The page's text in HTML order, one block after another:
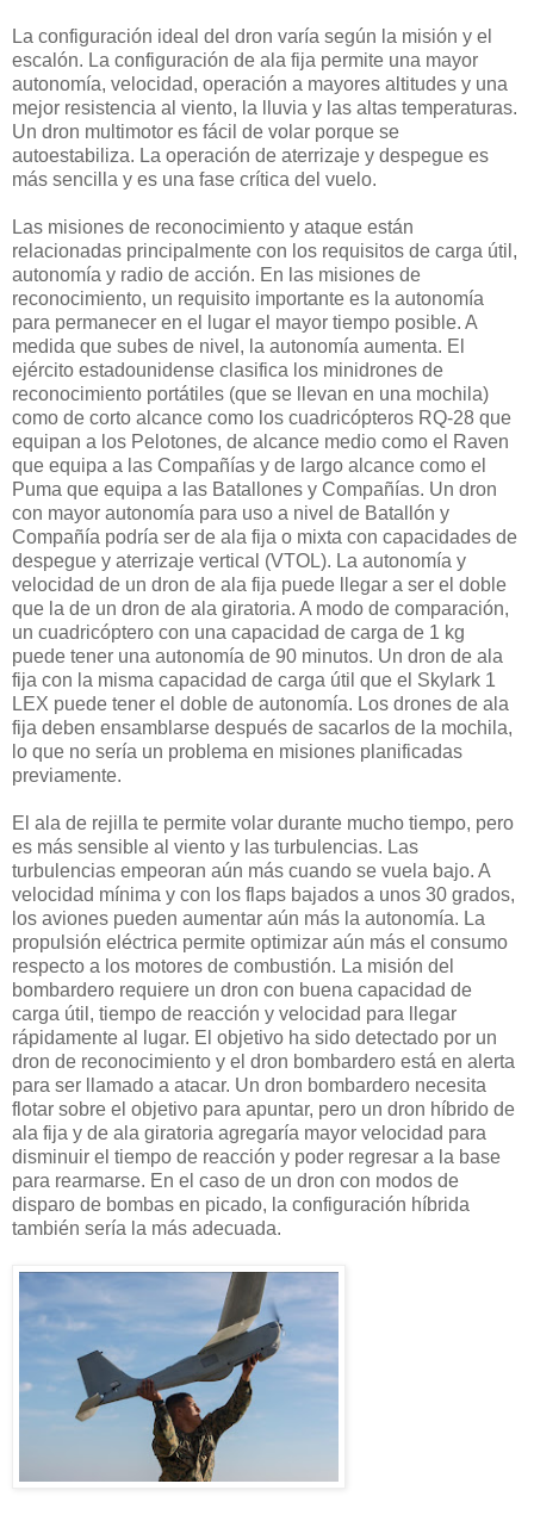
La configuración ideal del dron varía según la misión y el
escalón. La configuración de ala fija permite una mayor
autonomía, velocidad, operación a mayores altitudes y una
mejor resistencia al viento, la lluvia y las altas temperaturas.
Un dron multimotor es fácil de volar porque se
autoestabiliza. La operación de aterrizaje y despegue es
más sencilla y es una fase crítica del vuelo.
Las misiones de reconocimiento y ataque están
relacionadas principalmente con los requisitos de carga útil,
autonomía y radio de acción. En las misiones de
reconocimiento, un requisito importante es la autonomía
para permanecer en el lugar el mayor tiempo posible. A
medida que subes de nivel, la autonomía aumenta. El
ejército estadounidense clasifica los minidrones de
reconocimiento portátiles (que se llevan en una mochila)
como de corto alcance como los cuadricópteros RQ-28 que
equipan a los Pelotones, de alcance medio como el Raven
que equipa a las Compañías y de largo alcance como el
Puma que equipa a las Batallones y Compañías. Un dron
con mayor autonomía para uso a nivel de Batallón y
Compañía podría ser de ala fija o mixta con capacidades de
despegue y aterrizaje vertical (VTOL). La autonomía y
velocidad de un dron de ala fija puede llegar a ser el doble
que la de un dron de ala giratoria. A modo de comparación,
un cuadricóptero con una capacidad de carga de 1 kg
puede tener una autonomía de 90 minutos. Un dron de ala
fija con la misma capacidad de carga útil que el Skylark 1
LEX puede tener el doble de autonomía. Los drones de ala
fija deben ensamblarse después de sacarlos de la mochila,
lo que no sería un problema en misiones planificadas
previamente.
El ala de rejilla te permite volar durante mucho tiempo, pero
es más sensible al viento y las turbulencias. Las
turbulencias empeoran aún más cuando se vuela bajo. A
velocidad mínima y con los flaps bajados a unos 30 grados,
los aviones pueden aumentar aún más la autonomía. La
propulsión eléctrica permite optimizar aún más el consumo
respecto a los motores de combustión. La misión del
bombardero requiere un dron con buena capacidad de
carga útil, tiempo de reacción y velocidad para llegar
rápidamente al lugar. El objetivo ha sido detectado por un
dron de reconocimiento y el dron bombardero está en alerta
para ser llamado a atacar. Un dron bombardero necesita
flotar sobre el objetivo para apuntar, pero un dron híbrido de
ala fija y de ala giratoria agregaría mayor velocidad para
disminuir el tiempo de reacción y poder regresar a la base
para rearmarse. En el caso de un dron con modos de
disparo de bombas en picado, la configuración híbrida
también sería la más adecuada.